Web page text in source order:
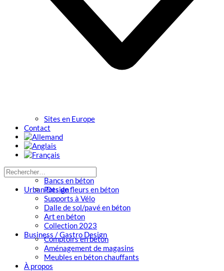
Sites en Europe
Contact
Urban Design
Bancs en béton
Pots de fleurs en béton
Supports à Vélo
Dalle de sol/pavé en béton
Art en béton
Collection 2023
Business / Gastro Design
Comptoirs en béton
Aménagement de magasins
Meubles en béton chauffants
À propos